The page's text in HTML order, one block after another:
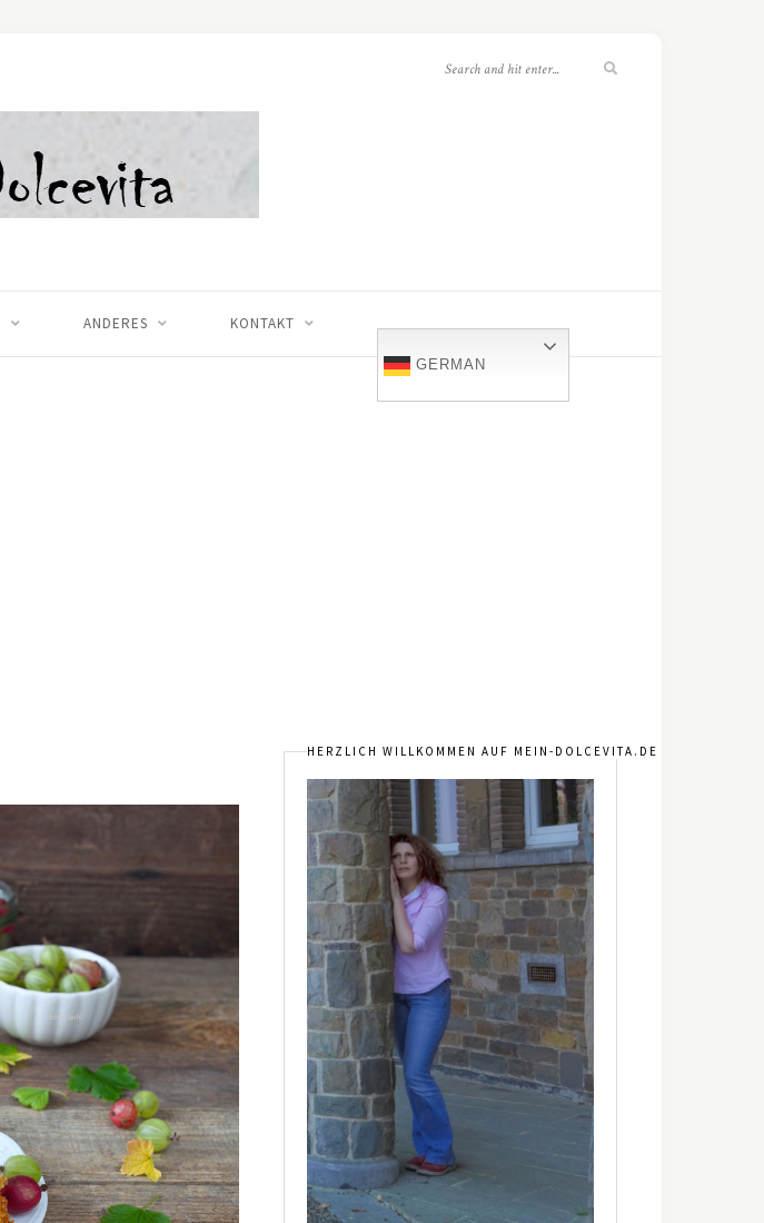
ANDERES KONTAKT
GERMAN
HERZLICH WILLKOMMEN AUF MEIN-DOLCEVITA.DE